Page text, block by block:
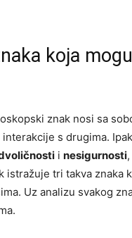
koja
znak nosi sa
s drugima.
i nesigurnosti
istražuje tri takva
Uz analizu svakog